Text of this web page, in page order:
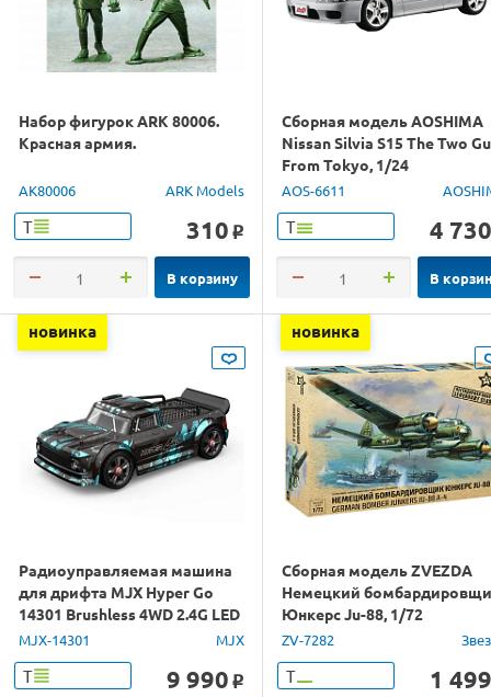
Набор фигурок ARK 80006.
Красная армия.
AK80006 ARK Models
Т 310 o
В корзину
Сборная модель AOSHIMA
Nissan Silvia S15 The Two
From Tokyo, 1/24
AOS-6611
Т 4 730
В
новинка
Радиоуправляемая машина
для дрифта MJX Hyper Go
14301 Brushless 4WD 2.4G LED
1/14 RTR
MJX-14301 MJX
Т 9 990 o
новинка
Сборная модель ZVEZDA
Немецкий
Юнкерс Ju-88, 1/72
ZV-7282
Т 1 499